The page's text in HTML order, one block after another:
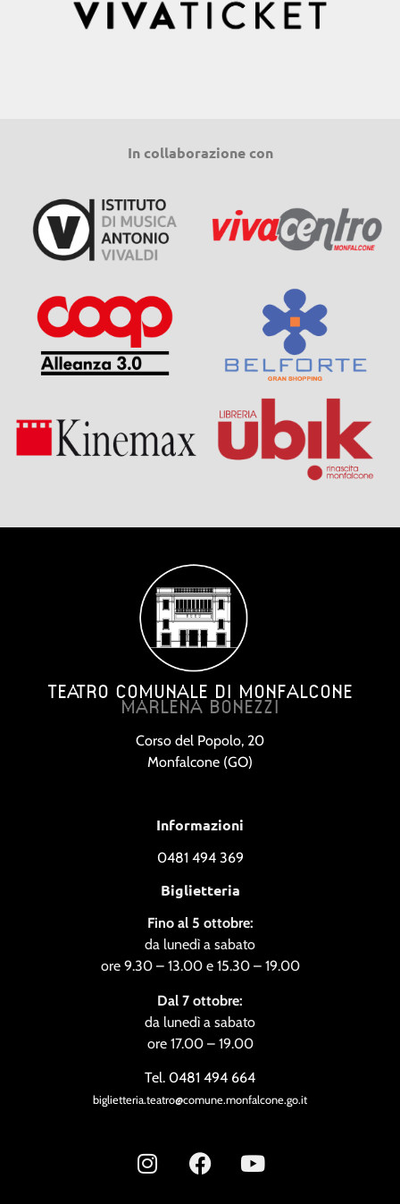
In collaborazione con
TEATRO COMUNALE DI MONFALCONE
MARLENA BONEZZI
Corso del Popolo, 20
Monfalcone (GO)
Informazioni
0481 494 369
Biglietteria
Fino al 5 ottobre:
da lunedì a sabato
ore 9.30 – 13.00 e 15.30 – 19.00
Dal 7 ottobre:
da lunedì a sabato
ore 17.00 – 19.00
Tel. 0481 494 664
biglietteria.teatro@comune.monfalcone.go.it